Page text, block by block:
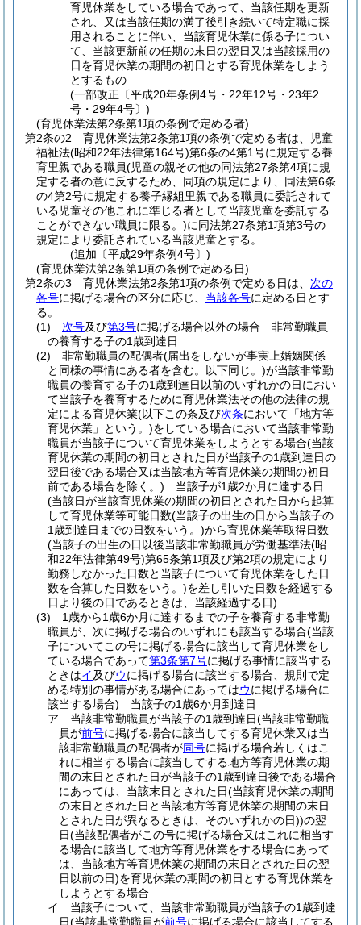
育児休業をしている場合であって、当該任期を更新
され、又は当該任期の満了後引き続いて特定職に採
用されることに伴い、当該育児休業に係る子につい
て、当該更新前の任期の末日の翌日又は当該採用の
日を育児休業の期間の初日とする育児休業をしよう
とするもの
(一部改正〔平成20年条例4号・22年12号・23年2
号・29年4号〕)
(育児休業法第2条第1項の条例で定める者)
第2条の2
育児休業法第2条第1項の条例で定める者は、児童
福祉法(昭和22年法律第164号)第6条の4第1号に規定する養
育里親である職員(児童の親その他の同法第27条第4項に規
定する者の意に反するため、同項の規定により、同法第6条
の4第2号に規定する養子縁組里親である職員に委託されて
いる児童その他これに準じる者として当該児童を委託する
ことができない職員に限る。)に同法第27条第1項第3号の
規定により委託されている当該児童とする。
(追加〔平成29年条例4号〕)
(育児休業法第2条第1項の条例で定める日)
第2条の3
育児休業法第2条第1項の条例で定める日は、 次の
各号に掲げる場合の区分に応じ、 当該各号に定める日とす
る。
(1)
次号及び第3号に掲げる場合以外の場合 非常勤職員
の養育する子の1歳到達日
(2)
非常勤職員の配偶者(届出をしないが事実上婚姻関係
と同様の事情にある者を含む。以下同じ。)が当該非常勤
職員の養育する子の1歳到達日以前のいずれかの日におい
て当該子を養育するために育児休業法その他の法律の規
定による育児休業(以下この条及び次条において「地方等
育児休業」という。)をしている場合において当該非常勤
職員が当該子について育児休業をしようとする場合(当該
育児休業の期間の初日とされた日が当該子の1歳到達日の
翌日後である場合又は当該地方等育児休業の期間の初日
前である場合を除く。) 当該子が1歳2か月に達する日
(当該日が当該育児休業の期間の初日とされた日から起算
して育児休業等可能日数(当該子の出生の日から当該子の
1歳到達日までの日数をいう。)から育児休業等取得日数
(当該子の出生の日以後当該非常勤職員が労働基準法(昭
和22年法律第49号)第65条第1項及び第2項の規定により
勤務しなかった日数と当該子について育児休業をした日
数を合算した日数をいう。)を差し引いた日数を経過する
日より後の日であるときは、当該経過する日)
(3)
1歳から1歳6か月に達するまでの子を養育する非常勤
職員が、次に掲げる場合のいずれにも該当する場合(当該
子についてこの号に掲げる場合に該当して育児休業をし
ている場合であって第3条第7号に掲げる事情に該当する
ときはイ及びウに掲げる場合に該当する場合、規則で定
める特別の事情がある場合にあってはウに掲げる場合に
該当する場合) 当該子の1歳6か月到達日
ア
当該非常勤職員が当該子の1歳到達日(当該非常勤職
員が前号に掲げる場合に該当してする育児休業又は当
該非常勤職員の配偶者が同号に掲げる場合若しくはこ
れに相当する場合に該当してする地方等育児休業の期
間の末日とされた日が当該子の1歳到達日後である場合
にあっては、当該末日とされた日(当該育児休業の期間
の末日とされた日と当該地方等育児休業の期間の末日
とされた日が異なるときは、そのいずれかの日))の翌
日(当該配偶者がこの号に掲げる場合又はこれに相当す
る場合に該当して地方等育児休業をする場合にあって
は、当該地方等育児休業の期間の末日とされた日の翌
日以前の日)を育児休業の期間の初日とする育児休業を
しようとする場合
イ
当該子について、当該非常勤職員が当該子の1歳到達
日(当該非常勤職員が前号に掲げる場合に該当してする